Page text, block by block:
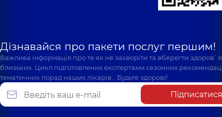
Дізнавайся про пакети послуг першим!
Важлива інформація про те як не захворіти та вберегти
близьких. Цикл підготовлених експертами сезонних
тематичних порад наших лікарів… Будьте здорові!
Підписатися